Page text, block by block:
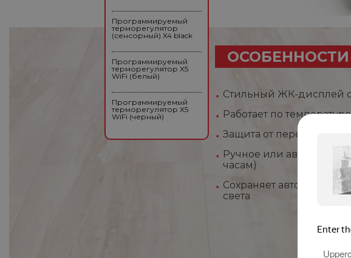
Стильный ЖК-дисплей
Работает по
Защита от перегрева и
Ручное или
часам)
Сохраняет
света
Программируемый
терморегулятор
(сенсорный) X4 black
Программируемый
терморегулятор X5
WiFi (белый)
Программируемый
терморегулятор X5
WiFi (черный)